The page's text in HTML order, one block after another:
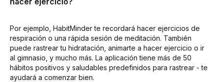
Por ejemplo, HabitMinder te recordará hacer ejercicios de
respiración o una rápida sesión de meditación. También
puede rastrear tu hidratación, animarte a hacer ejercicio o ir
al gimnasio, y mucho más. La aplicación tiene más de 50
hábitos positivos y saludables predefinidos para rastrear - te
ayudará a comenzar bien.